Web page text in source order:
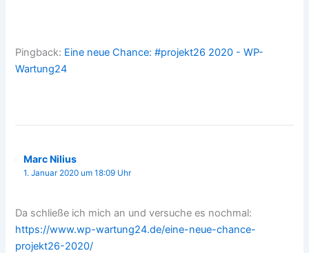
Pingback: Eine neue Chance: #projekt26 2020 - WP-
Wartung24
Marc Nilius
1. Januar 2020 um 18:09 Uhr
Da schließe ich mich an und versuche es nochmal:
https://www.wp-wartung24.de/eine-neue-chance-
projekt26-2020/